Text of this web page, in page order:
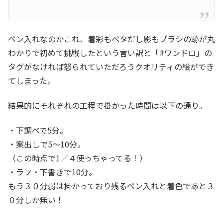
ペン入れなのかこれ、着彩もベタだし影もブラシの跡が丸
わかりで初めて挑戦したという言い訳と「#ワンドロ」の
タグがなければ怒られていただろうクオリティの絵ができ
てしまった。
結果的にそれぞれの工程で掛かった時間は以下の通り。
・下調べで5分。
・案出しで5～10分。
（この時点で1／４使っちゃってる！）
・ラフ・下書きで10分。
もう３０分弱は掛かっており残るペン入れと着色であと３
０分しか無い！